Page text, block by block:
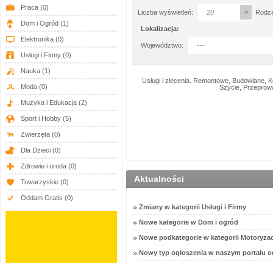
Praca (0)
Dom i Ogród (1)
Elektronika (0)
Usługi i Firmy (0)
Nauka (1)
Moda (0)
Muzyka i Edukacja (2)
Sport i Hobby (5)
Zwierzęta (0)
Dla Dzieci (0)
Zdrowie i uroda (0)
Towarzyskie (0)
Oddam Gratis (0)
Liczba wyświetleń: 20
Lokalizacja:
Województwo: ---
Usługi i zlecenia. Remontowe,
Szycie,
Aktualności
Zmiany w kategorii Usługi i Firmy
Nowe kategorie w Dom i ogród
Nowe podkategorie w kategorii
Nowy typ ogłoszenia w naszym portalu